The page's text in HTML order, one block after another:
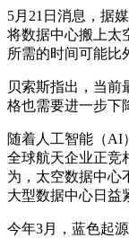
5月21日消息，据
将数据中心搬上太
所需的时间可能比
贝索斯指出，当前
格也需要进一步下
随着人工智能（AI
全球航天企业正竞
为，太空数据中心
大型数据中心日益
今年3月，蓝色起